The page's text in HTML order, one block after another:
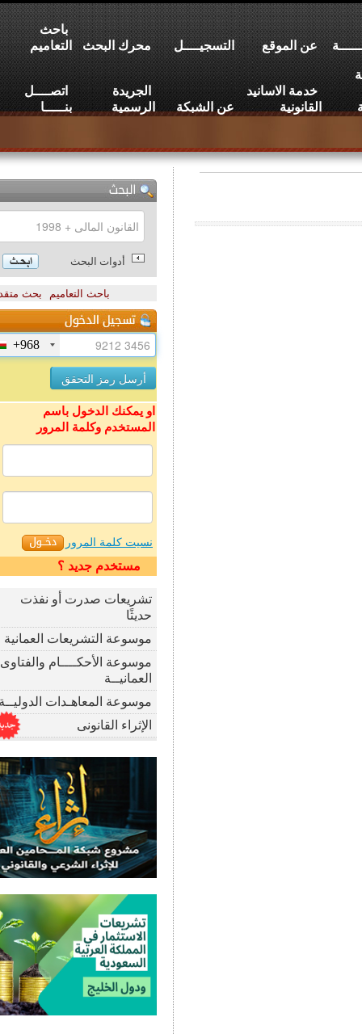
عن الموقع التسجيــــل محرك البحث
باحث
التعاميم
خدمة الاسانيد
القانونية
عن الشبكة
الجريدة
الرسمية
اتصــــل
بنـــــا
أدوات البحث
باحث التعاميم بحث متقدم
+968
او يمكنك الدخول باسم
المستخدم وكلمة المرور
نسيت كلمة المرور
مستخدم جديد ؟
تشريعات صدرت أو نفذت
حديثًا
موسوعة التشريعات العمانية
موسوعة الأحكــــام والفتاوى
العمانيــة
موسوعة المعاهـدات الدوليــة
الإثراء القانونى